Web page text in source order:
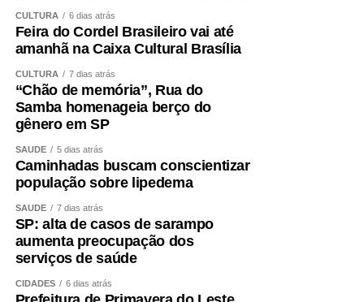
Produzidas exclusivamente com malte de cevada,
água, lúpulo e levedura, as cervejas Puro Malte
malte, corpo equilibrado e aromas mais evidentes. São
opções versáteis para diferentes ocasiões de consumo e
costumam acompanhar carnes grelhadas, massas e
queijos leves.
IPA: personalidade marcada pelo lúpulo
Um dos estilos que mais cresceram em popularidade
nos últimos anos é a India Pale Ale (IPA), pertencente à
família Ale. Segundo O Guia Oxford da Cerveja, de
século 19.
CULTURA 6 dias atrás
Feira do Cordel Brasileiro vai até
amanhã na Caixa Cultural Brasília
CULTURA 7 dias atrás
“Chão de memória”, Rua do
Samba homenageia berço do
gênero em SP
SAÚDE 5 dias atrás
Caminhadas buscam conscientizar
população sobre lipedema
SAÚDE 7 dias atrás
SP: alta de casos de sarampo
aumenta preocupação dos
serviços de saúde
CIDADES 6 dias atrás